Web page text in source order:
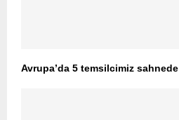
Avrupa’da 5 temsilcimiz sahnede